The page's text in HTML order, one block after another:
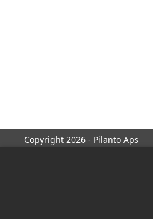
Copyright 2026 - Pilanto Aps